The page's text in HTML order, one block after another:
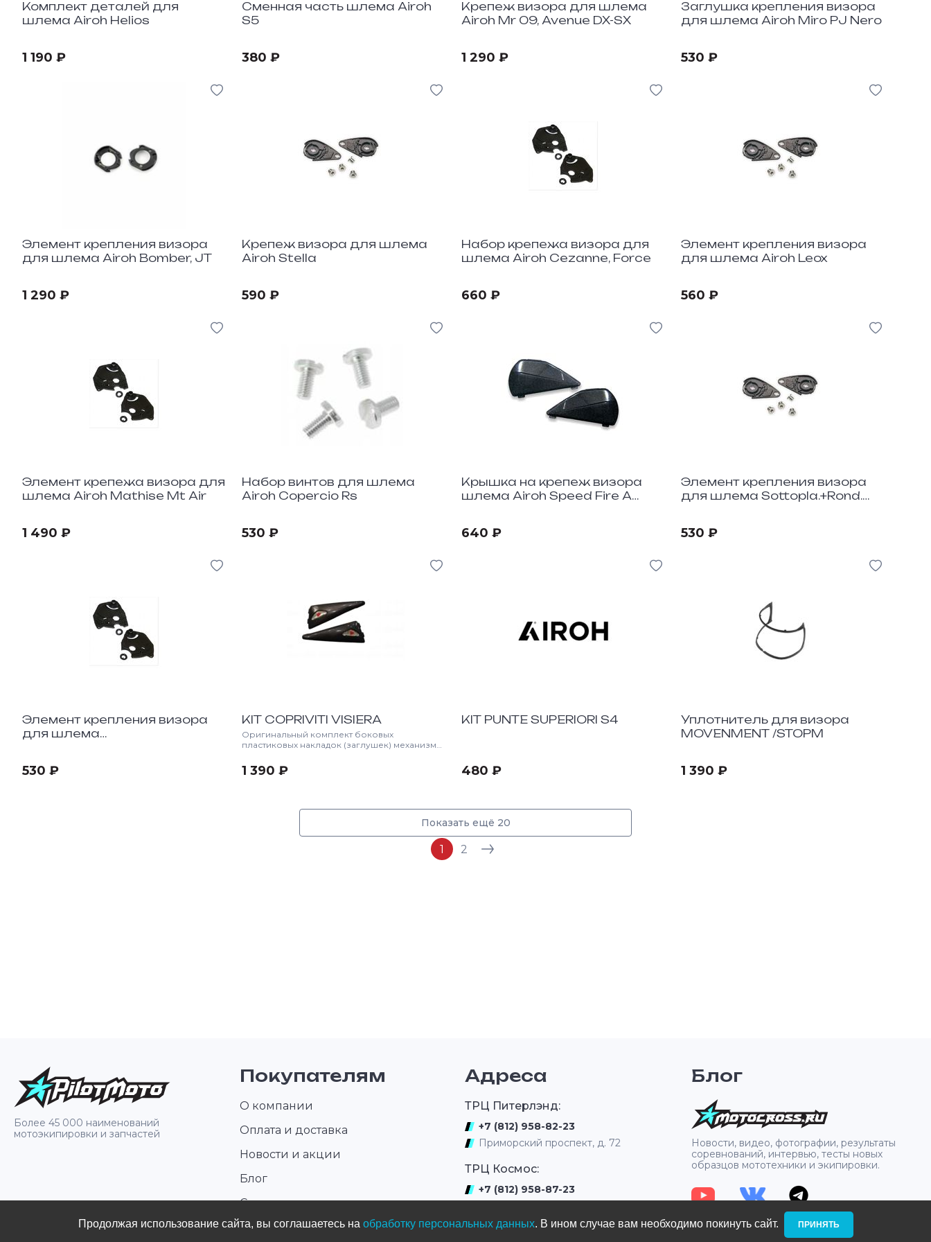
Комплект деталей для
шлема Airoh Helios
1 190 ₽
Сменная часть шлема Airoh
S5
380 ₽
Крепеж визора для шлема
Airoh Mr 09, Avenue DX-SX
1 290 ₽
Заглушка крепления визора
для шлема Airoh Miro PJ Nero
530 ₽
Элемент крепления визора
для шлема Airoh Bomber, JT
1 290 ₽
Крепеж визора для шлема
Airoh Stella
590 ₽
Набор крепежа визора для
шлема Airoh Cezanne, Force
660 ₽
Элемент крепления визора
для шлема Airoh Leox
560 ₽
Элемент крепежа визора для
шлема Airoh Mathise Mt Air
1 490 ₽
Набор винтов для шлема
Airoh Copercio Rs
530 ₽
Крышка на крепеж визора
шлема Airoh Speed Fire A
640 ₽
Элемент крепления визора
для шлема Sottopla.+Rond.
530 ₽
Элемент крепления визора
для шлема
530 ₽
KIT COPRIVITI VISIERA
Оригинальный комплект боковых
пластиковых накладок (заглушек) механизма
бренда Airoh. Предназначен для защиты
поворотного механизма от грязи, пыли и
оригинального пластика. Идеально садится в
штатные пазы без зазоров. Деталь строго
шлемов Airoh: Airoh S4 (все модификации)
1 390 ₽
KIT PUNTE SUPERIORI S4
480 ₽
Уплотнитель для визора
MOVENMENT /STOPM
1 390 ₽
Показать ещё 20
1 2
Более 45 000 наименований
мотоэкипировки и запчастей
Покупателям
О компании
Оплата и доставка
Новости и акции
Блог
Стать дилером
Контакты
Адреса
ТРЦ Питерлэнд:
+7 (812) 958-82-23
Приморский проспект, д. 72
ТРЦ Космос:
+7 (812) 958-87-23
ул. Нахимова
Блог
Новости, видео, фотографии, результаты
соревнований, интервью, тесты новых
образцов мототехники и экипировки.
Продолжая использование сайта, вы соглашаетесь на обработку персональных данных. В ином случае вам необходимо покинуть сайт. ­ ПРИНЯТЬ